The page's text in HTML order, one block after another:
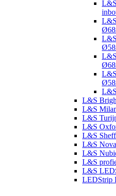
L&S
L&S
L&S
L&S
L&S
L&S
L&S
L&S
L&S
LEDStrip